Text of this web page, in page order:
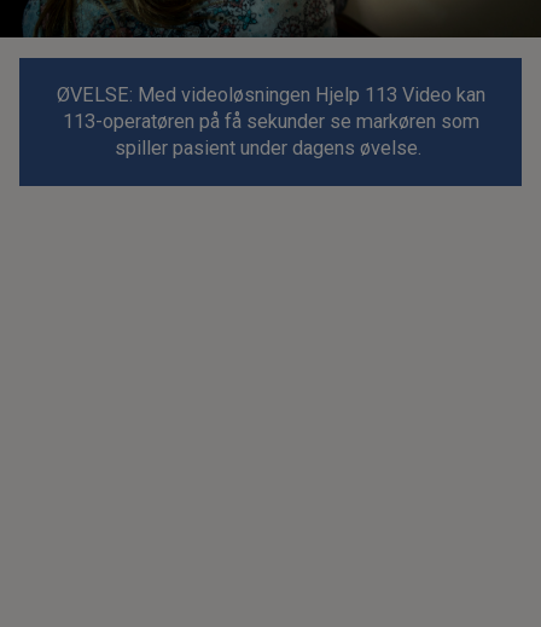
lege eller legevakt der det er aktuelt.
Kilder: Helsenorge.no, St Olavs hospital HF,
Oslo universitetssykehus HF
ØVELSE: Med videoløsningen Hjelp 113 Video kan
113-operatøren på få sekunder se markøren som
spiller pasient under dagens øvelse.